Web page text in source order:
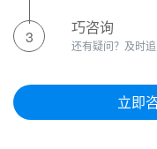
3 巧咨询
还有疑问？及时
立即